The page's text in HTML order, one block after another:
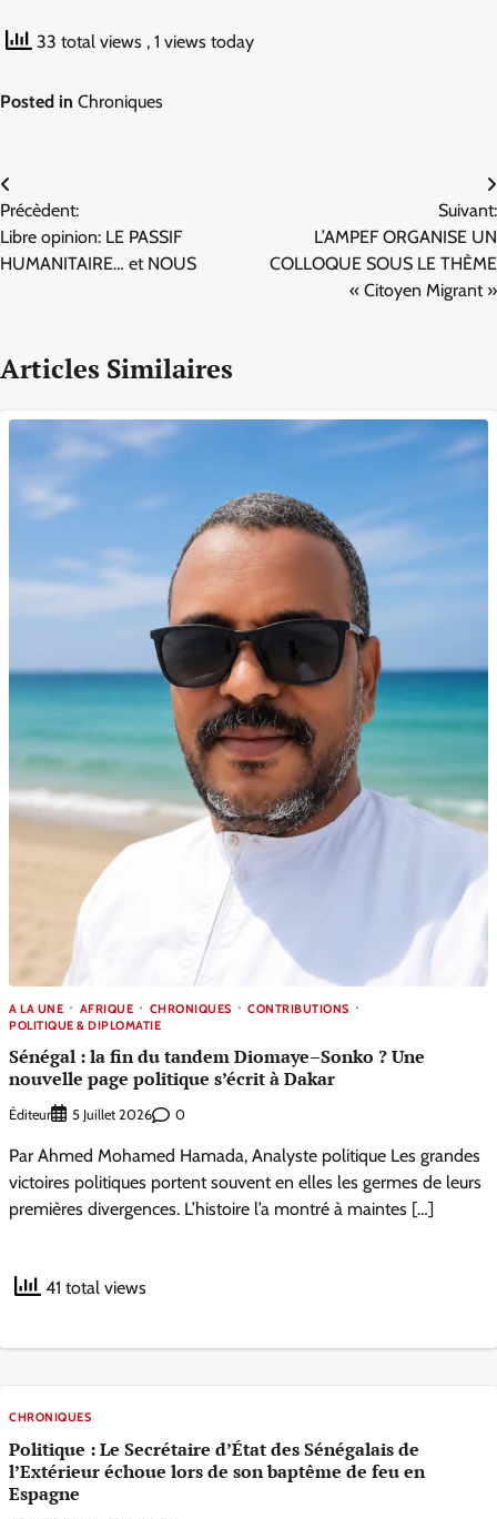
33 total views , 1 views today
Posted in Chroniques
Navigation
de
l’article
Précèdent:
Libre opinion: LE PASSIF
HUMANITAIRE… et NOUS
Suivant:
L’AMPEF ORGANISE UN
COLLOQUE SOUS LE THÈME
« Citoyen Migrant »
Articles Similaires
A LA UNE AFRIQUE CHRONIQUES
CONTRIBUTIONS
POLITIQUE & DIPLOMATIE
Sénégal : la fin du tandem Diomaye–Sonko ? Une
nouvelle page politique s’écrit à Dakar
Éditeur 5 Juillet 2026 0
Par Ahmed Mohamed Hamada, Analyste politique Les grandes
victoires politiques portent souvent en elles les germes de leurs
premières divergences. L’histoire l’a montré à maintes […]
41 total views
CHRONIQUES
Politique : Le Secrétaire d’État des Sénégalais de
l’Extérieur échoue lors de son baptême de feu en
Espagne